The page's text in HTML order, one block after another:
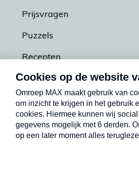
Prijsvragen
Puzzels
Recepten
Podcasts